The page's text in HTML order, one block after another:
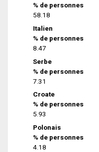
% de personnes
58.18
Italien
% de personnes
8.47
Serbe
% de personnes
7.31
Croate
% de personnes
5.93
Polonais
% de personnes
4.18